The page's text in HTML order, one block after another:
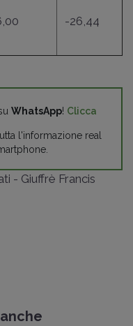
-26,44
WhatsApp! Clicca
l'informazione real
- Giuffrè Francis